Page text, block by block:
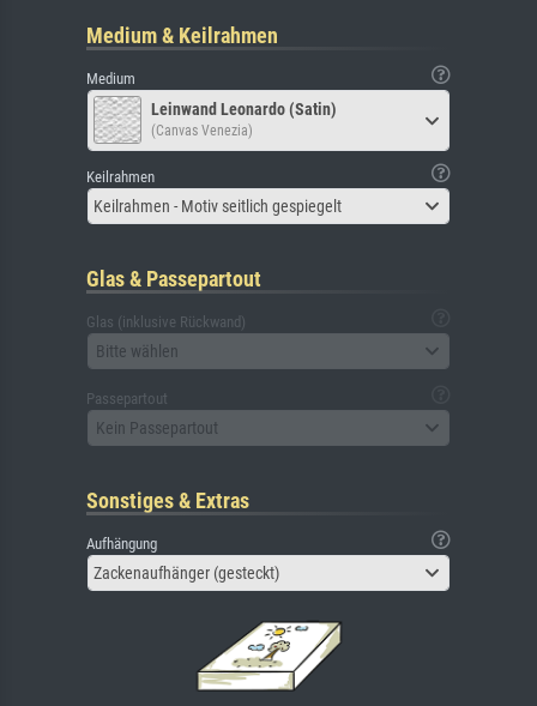
Medium & Keilrahmen
Medium
Leinwand Leonardo (Satin)
(Canvas Venezia)
Keilrahmen
Keilrahmen - Motiv seitlich gespiegelt
Glas & Passepartout
Glas (inklusive Rückwand)
Bitte wählen
Passepartout
Kein Passepartout
Sonstiges & Extras
Aufhängung
Zackenaufhänger (gesteckt)